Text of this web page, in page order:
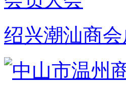
绍兴潮汕商